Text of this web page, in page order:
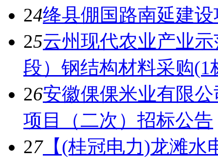
24绛县倗国路南延建
25云州现代农业产业
段）钢结构材料采购(1
26安徽倮倮米业有限
项目（二次）招标公告
27【(桂冠电力)龙滩水